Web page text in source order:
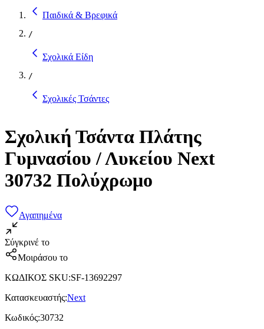
Παιδικά & Βρεφικά
/
Σχολικά Είδη
/
Σχολικές Τσάντες
Σχολική Τσάντα Πλάτης
Γυμνασίου / Λυκείου Next
30732 Πολύχρωμο
Αγαπημένα
Σύγκρινέ το
Μοιράσου το
ΚΩΔΙΚΟΣ SKU:SF-13692297
Κατασκευαστής:Next
Κωδικός:30732